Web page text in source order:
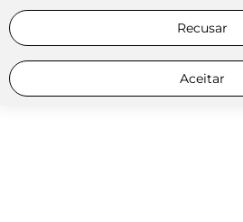
Recusar
Aceitar